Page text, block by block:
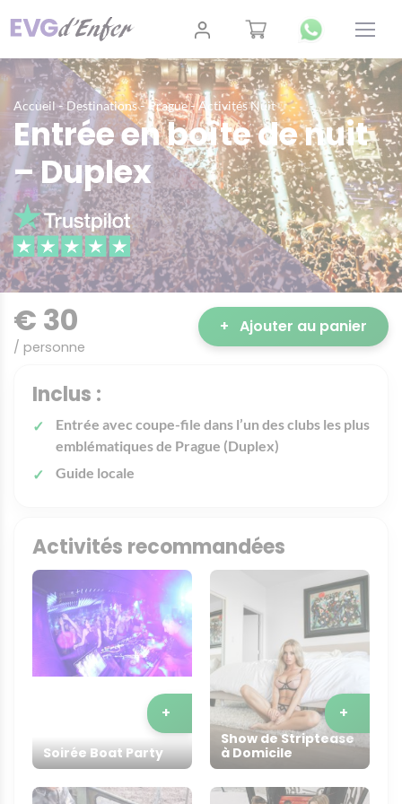
Accueil-Destinations-Prague-Activités Nuit
Entrée en boîte de nuit
– Duplex
€ 30
/ personne
+ Ajouter au panier
Inclus :
Entrée avec coupe-file dans l’un des clubs les plus
emblématiques de Prague (Duplex)
Guide locale
Activités recommandées
Soirée Boat Party
+
Show de Striptease
à Domicile
+